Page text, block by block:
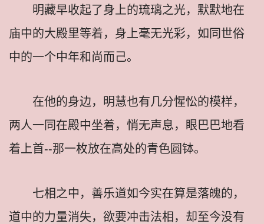
明藏早收起了身上的琉璃之光，默默地在
庙中的大殿里等着，身上毫无光彩，如同世俗
中的一个中年和尚而己。
在他的身边，明慧也有几分惺忪的模样，
两人一同在殿中坐着，悄无声息，眼巴巴地看
着上首--那一枚放在高处的青色圆钵。
七相之中，善乐道如今实在算是落魄的，
道中的力量消失，欲要冲击法相，却至今没有